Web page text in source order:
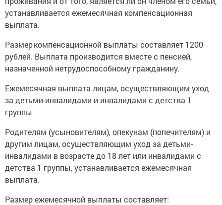
устанавливается ежемесячная компенсационная
выплата.
рублей. Выплата производится вместе с пенсией,
назначенной нетрудоспособному гражданину.
за детьми-инвалидами и инвалидами с детства 1
группы
другим лицам, осуществляющим уход за детьми-
инвалидами в возрасте до 18 лет или инвалидами с
детства 1 группы, устанавливается ежемесячная
выплата.